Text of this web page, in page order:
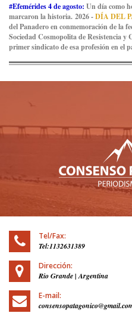
#Efemérides 4 de agosto: Un día como
marcaron la historia. 2026 -DÍA DEL
del Panadero en conmemoración de la
Sociedad Cosmopolita de Resistencia y
primer sindicato de esa profesión en el
Tel/Fax:
Tel:1132631389
Dirección:
Rio Grande | Argentina
E-mail: